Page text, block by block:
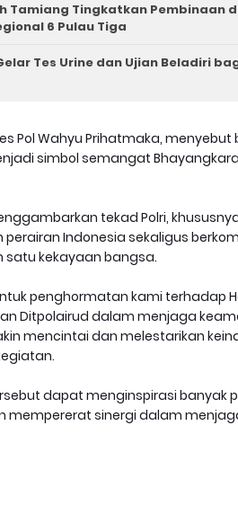
Tamiang Tingkatkan Pembinaan
6 Pulau Tiga
Tes Urine dan Ujian Beladiri
Pol Wahyu Prihatmaka,
simbol semangat
tekad Polri,
Indonesia sekaligus
kekayaan bangsa.
penghormatan kami terhadap
Ditpolairud dalam menjaga
mencintai dan melestarikan
dapat menginspirasi banyak
mempererat sinergi dalam